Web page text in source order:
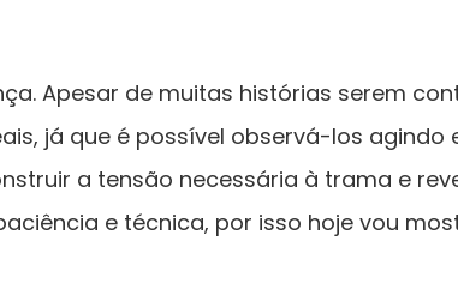
Apesar de muitas histórias serem
já que é possível observá-los
a tensão necessária à trama e
e técnica, por isso hoje vou